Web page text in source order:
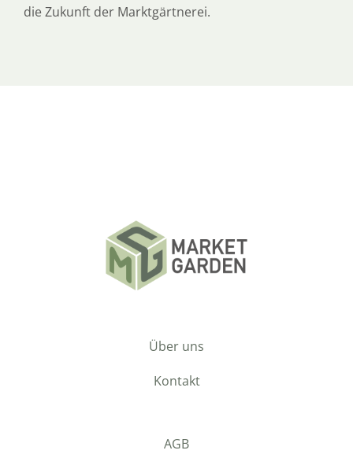
die Zukunft der Marktgärtnerei.
Über uns
Kontakt
AGB